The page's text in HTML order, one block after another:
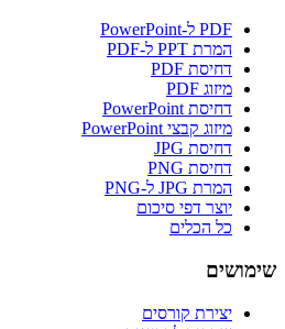
PDF ל-PowerPoint
המרת PPT ל-PDF
דחיסת PDF
מיזוג PDF
דחיסת PowerPoint
מיזוג קבצי PowerPoint
דחיסת JPG
דחיסת PNG
המרת JPG ל-PNG
יוצר דפי סיכום
כל הכלים
שימושים
יצירת קורסים